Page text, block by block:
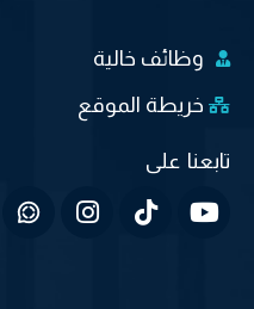
وظائف خالية
خريطة الموقع